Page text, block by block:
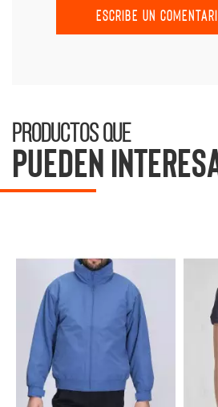
ESCRIBE UN
Productos que
pueden